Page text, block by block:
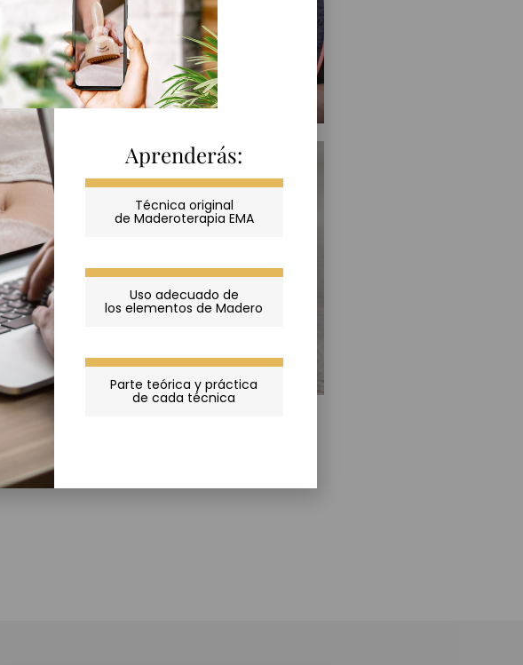
MÁS
Aprenderás:
Técnica original
de Maderoterapia EMA
Uso adecuado de
los elementos de Madero
Parte teórica y práctica
de cada técnica